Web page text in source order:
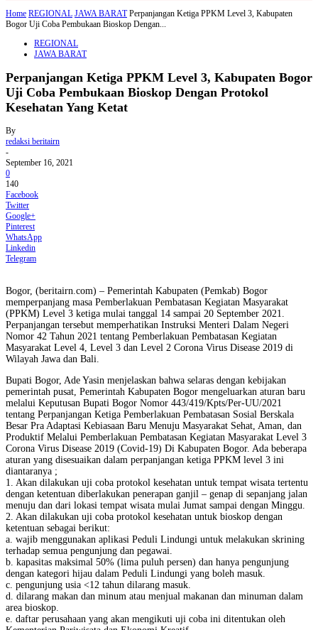
Home REGIONAL JAWA BARAT Perpanjangan Ketiga PPKM Level 3, Kabupaten
Bogor Uji Coba Pembukaan Bioskop Dengan...
REGIONAL
JAWA BARAT
Perpanjangan Ketiga PPKM Level 3, Kabupaten Bogor
Uji Coba Pembukaan Bioskop Dengan Protokol
Kesehatan Yang Ketat
By
redaksi beritairn
-
September 16, 2021
0
140
Facebook
Twitter
Google+
Pinterest
WhatsApp
Linkedin
Telegram
Bogor, (beritairn.com) – Pemerintah Kabupaten (Pemkab) Bogor
memperpanjang masa Pemberlakuan Pembatasan Kegiatan Masyarakat
(PPKM) Level 3 ketiga mulai tanggal 14 sampai 20 September 2021.
Perpanjangan tersebut memperhatikan Instruksi Menteri Dalam Negeri
Nomor 42 Tahun 2021 tentang Pemberlakuan Pembatasan Kegiatan
Masyarakat Level 4, Level 3 dan Level 2 Corona Virus Disease 2019 di
Wilayah Jawa dan Bali.
Bupati Bogor, Ade Yasin menjelaskan bahwa selaras dengan kebijakan
pemerintah pusat, Pemerintah Kabupaten Bogor mengeluarkan aturan baru
melalui Keputusan Bupati Bogor Nomor 443/419/Kpts/Per-UU/2021
tentang Perpanjangan Ketiga Pemberlakuan Pembatasan Sosial Berskala
Besar Pra Adaptasi Kebiasaan Baru Menuju Masyarakat Sehat, Aman, dan
Produktif Melalui Pemberlakuan Pembatasan Kegiatan Masyarakat Level 3
Corona Virus Disease 2019 (Covid-19) Di Kabupaten Bogor. Ada beberapa
aturan yang disesuaikan dalam perpanjangan ketiga PPKM level 3 ini
diantaranya ;
1. Akan dilakukan uji coba protokol kesehatan untuk tempat wisata tertentu
dengan ketentuan diberlakukan penerapan ganjil – genap di sepanjang jalan
menuju dan dari lokasi tempat wisata mulai Jumat sampai dengan Minggu.
2. Akan dilakukan uji coba protokol kesehatan untuk bioskop dengan
ketentuan sebagai berikut:
a. wajib menggunakan aplikasi Peduli Lindungi untuk melakukan skrining
terhadap semua pengunjung dan pegawai.
b. kapasitas maksimal 50% (lima puluh persen) dan hanya pengunjung
dengan kategori hijau dalam Peduli Lindungi yang boleh masuk.
c. pengunjung usia <12 tahun dilarang masuk.
d. dilarang makan dan minum atau menjual makanan dan minuman dalam
area bioskop.
e. daftar perusahaan yang akan mengikuti uji coba ini ditentukan oleh